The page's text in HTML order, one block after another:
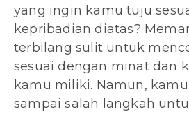
yang ingin kamu tuju
kepribadian diatas?
terbilang sulit untuk
sesuai dengan minat dan
kamu miliki. Namun,
sampai salah langkah